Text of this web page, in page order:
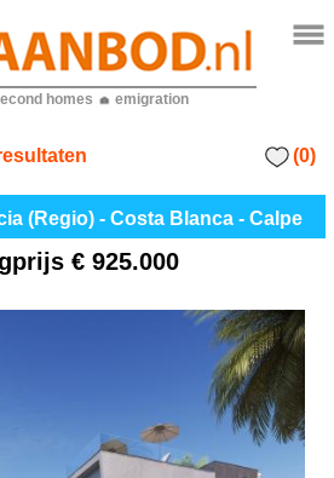
homes emigration
(0)
(Regio) - Costa Blanca - Calpe
€ 925.000